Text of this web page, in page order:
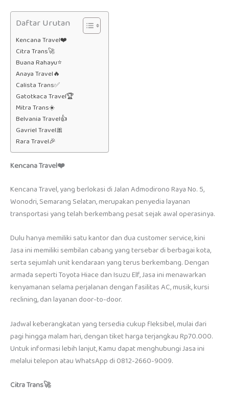
Daftar Urutan
Kencana Travel❤️
Citra Trans🚀
Buana Rahayu⭐
Anaya Travel🔥
Calista Trans✅
Gatotkaca Travel🏆
Mitra Trans☀️
Belvania Travel👍
Gavriel Travel🎀
Rara Travel🎉
Kencana Travel❤️
Kencana Travel, yang berlokasi di Jalan Admodirono Raya No. 5,
Wonodri, Semarang Selatan, merupakan penyedia layanan
transportasi yang telah berkembang pesat sejak awal operasinya.
Dulu hanya memiliki satu kantor dan dua customer service, kini
Jasa ini memiliki sembilan cabang yang tersebar di berbagai kota,
serta sejumlah unit kendaraan yang terus berkembang. Dengan
armada seperti Toyota Hiace dan Isuzu Elf, Jasa ini menawarkan
kenyamanan selama perjalanan dengan fasilitas AC, musik, kursi
reclining, dan layanan door-to-door.
Jadwal keberangkatan yang tersedia cukup fleksibel, mulai dari
pagi hingga malam hari, dengan tiket harga terjangkau Rp70.000.
Untuk informasi lebih lanjut, Kamu dapat menghubungi Jasa ini
melalui telepon atau WhatsApp di 0812-2660-9009.
Citra Trans🚀